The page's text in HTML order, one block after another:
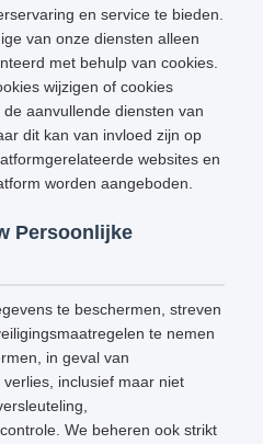
en service te bieden.
van onze diensten alleen
met behulp van cookies.
wijzigen of cookies
aanvullende diensten van
dit kan van invloed zijn op
websites en
worden aangeboden.
Persoonlijke
te beschermen, streven
te nemen
in geval van
inclusief maar niet
We beheren ook strikt